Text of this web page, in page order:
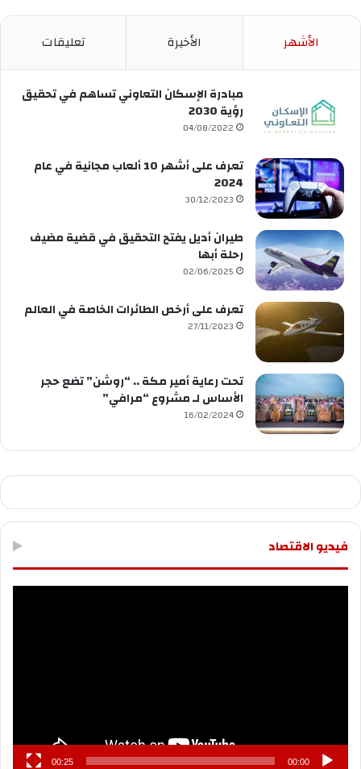
الأشهر الأخيرة تعليقات
مبادرة الإسكان التعاوني تساهم في تحقيق
رؤية 2030
04/08/2022
تعرف على أشهر 10 ألعاب مجانية في عام
2024
30/12/2023
طيران أديل يفتح التحقيق في قضية مضيف
رحلة أبها
02/06/2025
تعرف على أرخص الطائرات الخاصة في العالم
27/11/2023
تحت رعاية أمير مكة .. “روشن” تضع حجر
الأساس لـ مشروع “مرافي”
16/02/2024
فيديو الاقتصاد
00:00
00:25